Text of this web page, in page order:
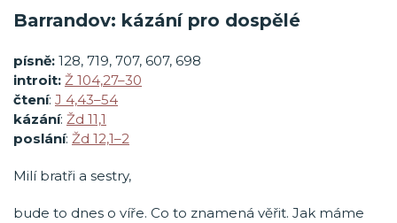
Barrandov: kázání pro dospělé
písně: 128, 719, 707, 607, 698
introit: Ž 104,27–30
čtení: J 4,43–54
kázání: Žd 11,1
poslání: Žd 12,1–2
Milí bratři a sestry,
bude to dnes o víře. Co to znamená věřit. Jak máme